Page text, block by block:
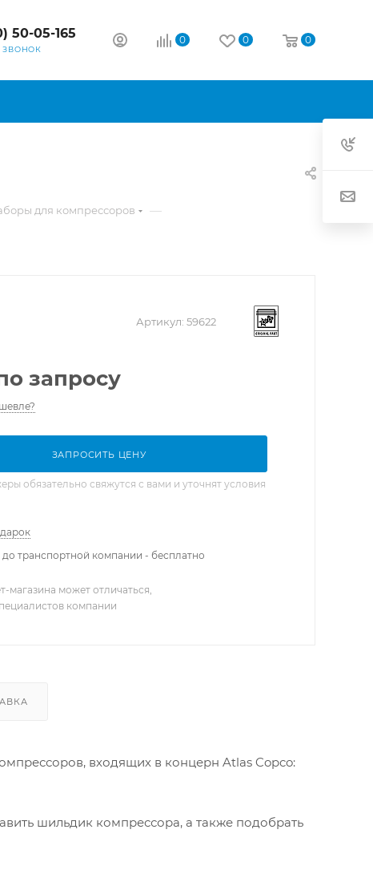
50-05-165
ЗВОНОК
0 0 0
для компрессоров —
Артикул: 59622
запросу
ЗАПРОСИТЬ ЦЕНУ
обязательно свяжутся с вами и уточнят условия
до транспортной компании - бесплатно
магазина может отличаться,
компании
входящих в концерн Atlas Copco:
шильдик компрессора, а также подобрать